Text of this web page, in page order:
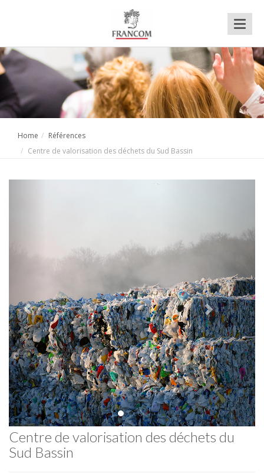
Home
Références
Centre de valorisation des déchets du Sud Bassin
Centre de valorisation des déchets du
Sud Bassin